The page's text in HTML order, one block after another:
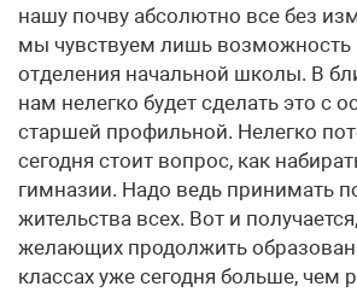
нашу почву абсолютно все без
мы чувствуем лишь возможность
отделения начальной школы. В
нам нелегко будет сделать это с
старшей профильной. Нелегко
сегодня стоит вопрос, как
гимназии. Надо ведь принимать
жительства всех. Вот и
желающих продолжить
классах уже сегодня больше, чем